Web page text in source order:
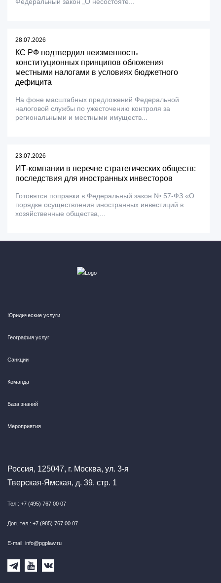
28.07.2026
КС РФ подтвердил неизменность
конституционных принципов обложения
местными налогами в условиях бюджетного
дефицита
На фоне масштабных предложений Федеральной
налоговой службы по ужесточению контроля за
региональными и местными имуществ...
23.07.2026
ИТ-компании в перечне стратегических обществ:
последствия для иностранных инвесторов
Готовятся поправки в Федеральный закон № 57-ФЗ «О
порядке осуществления иностранных инвестиций в
хозяйственные общества,...
Юридические услуги
География услуг
Санкции
Команда
База знаний
Мероприятия
Россия, 125047, г. Москва, ул. 3-я
Тверская-Ямская, д. 39, стр. 1
Тел.: +7 (495) 767 00 07
Доп. тел.: +7 (985) 767 00 07
E-mail: info@pgplaw.ru